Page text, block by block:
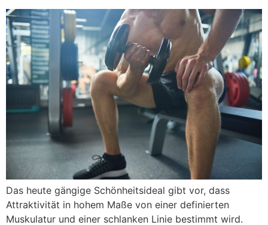
Das heute gängige Schönheitsideal gibt vor, dass
Attraktivität in hohem Maße von einer definierten
Muskulatur und einer schlanken Linie bestimmt wird.